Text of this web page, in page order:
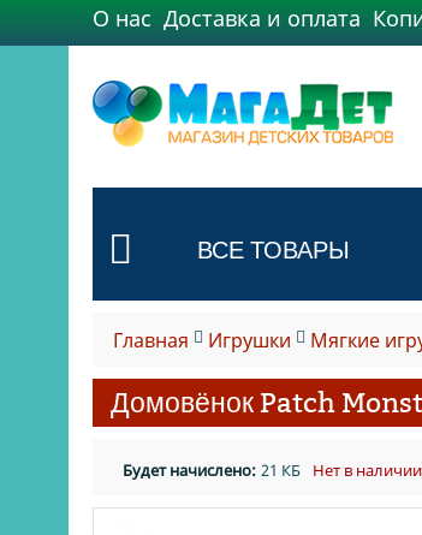
О нас Доставка и оплата
ВСЕ ТОВАРЫ
Главная Игрушки Мягкие
Домовёнок Patch
Будет начислено: 21 КБ Нет в наличии